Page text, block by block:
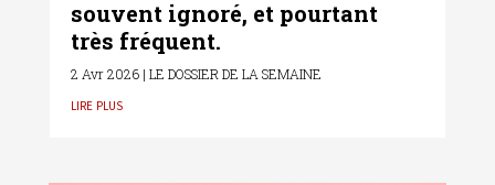
souvent ignoré, et pourtant
très fréquent.
2 Avr 2026| LE DOSSIER DE LA SEMAINE
lire plus